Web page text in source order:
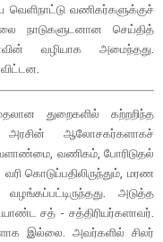
வணிகர்களுக்குச்
நாடுகளுடனான செய்தித்
வழியாக அமைந்தது.
துறைகளில் கற்றறிந்த
அரசின் ஆலோசகர்களாகச்
வணிகம், போரிடுதல்
கொடுப்பதிலிருந்தும், மரண
அடுத்த
சத் - சத்திரியர்களாவர்.
இல்லை. அவர்களில் சிலர்